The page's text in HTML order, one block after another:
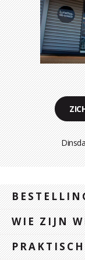
WIE ZIJN